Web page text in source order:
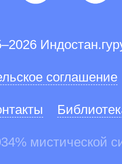
соглашение
мистической